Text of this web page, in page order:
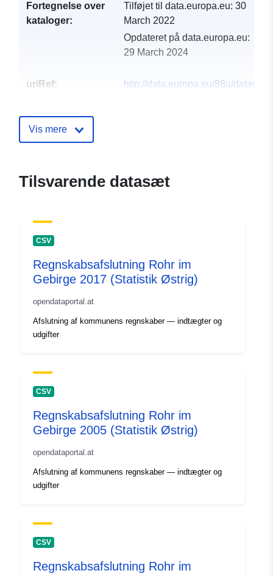
Fortegnelse over
kataloger:
Tilføjet til data.europa.eu: 30
March 2022
Opdateret på data.europa.eu:
29 March 2024
uriRef:
http://data.europa.eu/88u/
Vis mere
Tilsvarende datasæt
CSV
Regnskabsafslutning Rohr im
Gebirge 2017 (Statistik Østrig)
opendataportal.at
Afslutning af kommunens regnskaber — indtægter og
udgifter
CSV
Regnskabsafslutning Rohr im
Gebirge 2005 (Statistik Østrig)
opendataportal.at
Afslutning af kommunens regnskaber — indtægter og
udgifter
CSV
Regnskabsafslutning Rohr im